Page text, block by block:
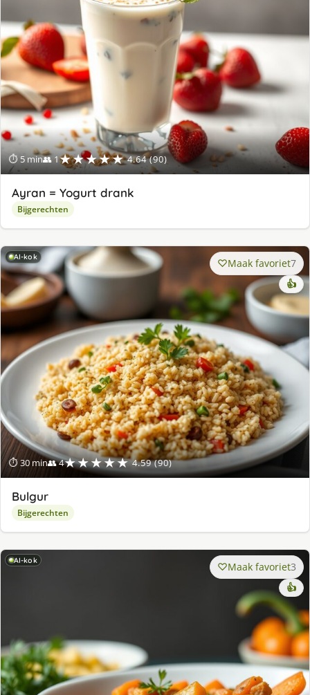
⏱ 5 min👥 1★★★★★ 4.64 (90)
Ayran = Yogurt drank
Bijgerechten
AI-kok
⏱ 30 min👥 4★★★★★ 4.59 (90)
Maak favoriet7
👍
Bulgur
Bijgerechten
AI-kok Maak favoriet3
👍